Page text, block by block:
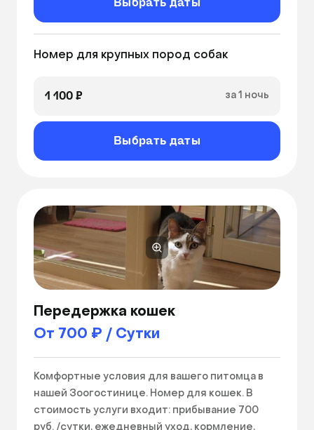
Выбрать даты
Номер для крупных пород собак
1 100 ₽ за 1 ночь
Выбрать даты
Передержка кошек
От 700 ₽ / Сутки
Комфортные условия для вашего питомца в
нашей Зоогостинице. Номер для кошек. В
стоимость услуги входит: прибывание 700
руб. /сутки, ежедневный уход, кормление,